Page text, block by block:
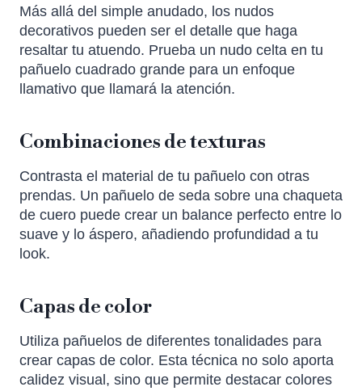
Más allá del simple anudado, los nudos
decorativos pueden ser el detalle que haga
resaltar tu atuendo. Prueba un nudo celta en tu
pañuelo cuadrado grande para un enfoque
llamativo que llamará la atención.
Combinaciones de texturas
Contrasta el material de tu pañuelo con otras
prendas. Un pañuelo de seda sobre una chaqueta
de cuero puede crear un balance perfecto entre lo
suave y lo áspero, añadiendo profundidad a tu
look.
Capas de color
Utiliza pañuelos de diferentes tonalidades para
crear capas de color. Esta técnica no solo aporta
calidez visual, sino que permite destacar colores